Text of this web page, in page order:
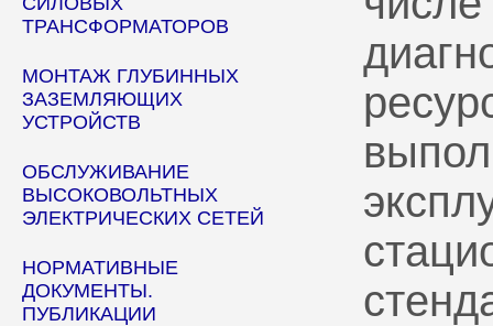
ТРАНСФОРМАТОРОВ
МОНТАЖ ГЛУБИННЫХ
ЗАЗЕМЛЯЮЩИХ
УСТРОЙСТВ
ОБСЛУЖИВАНИЕ
ВЫСОКОВОЛЬТНЫХ
ЭЛЕКТРИЧЕСКИХ СЕТЕЙ
НОРМАТИВНЫЕ
ДОКУМЕНТЫ.
ПУБЛИКАЦИИ